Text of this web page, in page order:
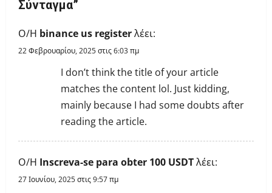
g
o
n
Σύνταγμα”
Ο/Η binance us registerλέει:
22 Φεβρουαρίου, 2025 στις 6:03 πμ
I don’t think the title of your article
matches the content lol. Just kidding,
mainly because I had some doubts after
reading the article.
Ο/Η Inscreva-se para obter 100 USDTλέει:
27 Ιουνίου, 2025 στις 9:57 πμ